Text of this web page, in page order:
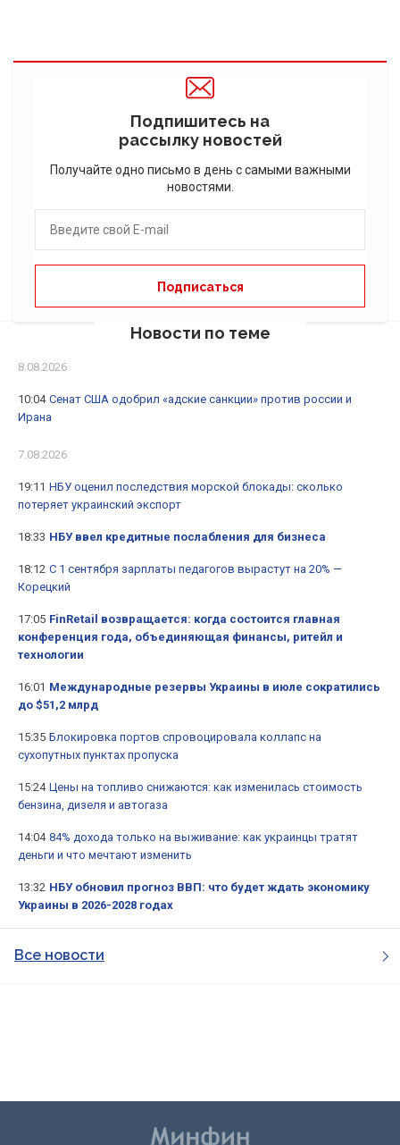
Подпишитесь на
рассылку новостей
Получайте одно письмо в день с самыми важными
новостями.
Новости по теме
8.08.2026
10:04 Сенат США одобрил «адские санкции» против россии и
Ирана
7.08.2026
19:11 НБУ оценил последствия морской блокады: сколько
потеряет украинский экспорт
18:33 НБУ ввел кредитные послабления для бизнеса
18:12 С 1 сентября зарплаты педагогов вырастут на 20% —
Корецкий
17:05 FinRetail возвращается: когда состоится главная
конференция года, объединяющая финансы, ритейл и
технологии
16:01 Международные резервы Украины в июле сократились
до $51,2 млрд
15:35 Блокировка портов спровоцировала коллапс на
сухопутных пунктах пропуска
15:24 Цены на топливо снижаются: как изменилась стоимость
бензина, дизеля и автогаза
14:04 84% дохода только на выживание: как украинцы тратят
деньги и что мечтают изменить
13:32 НБУ обновил прогноз ВВП: что будет ждать экономику
Украины в 2026-2028 годах
Все новости